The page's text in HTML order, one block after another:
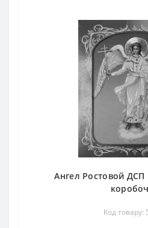
Ангел Ростовой ДСП
Код товару: